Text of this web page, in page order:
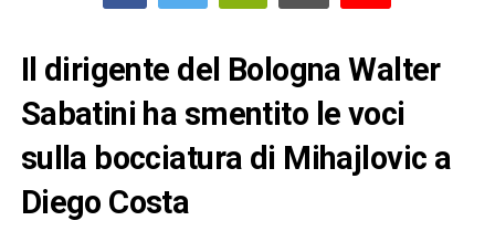
Il dirigente del Bologna Walter
Sabatini ha smentito le voci
sulla bocciatura di Mihajlovic a
Diego Costa